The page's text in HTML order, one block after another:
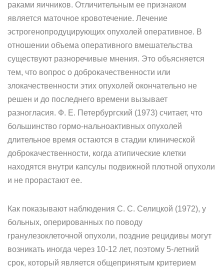
раками яичников. Отличительным ее признаком
является маточное кровотечение. Лечение
эстрогенопродуцирующих опухолей оперативное. В
отношении объема оперативного вмешательства
существуют разноречивые мнения. Это объясняется
тем, что вопрос о доброкачественности или
злокачественности этих опухолей окончательно не
решен и до последнего времени вызывает
разногласия. Ф. Е. Петербургский (1973) считает, что
большинство гормо-нальноактивных опухолей
длительное время остаются в стадии клинической
доброкачественности, когда атипические клетки
находятся внутри капсулы подвижной плотной опухоли
и не прорастают ее.
Как показывают наблюдения С. С. Селицкой (1972), у
больных, оперированных по поводу
гранулезоклеточной опухоли, поздние рецидивы могут
возникать иногда через 10-12 лет, поэтому 5-летний
срок, который является общепринятым критерием